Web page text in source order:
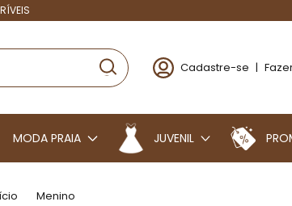
Cadastre-se |
MODA PRAIA JUVENIL
Menino